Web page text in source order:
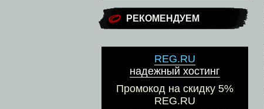
РЕКОМЕНДУЕМ
REG.RU
надежный хостинг
Промокод на скидку 5%
REG.RU